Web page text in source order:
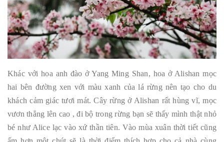
Khác với hoa anh đào ở Yang Ming Shan, hoa ở Alishan mọc
hai bên đường xen với màu xanh của lá rừng nên tạo cho du
khách cảm giác tươi mát. Cây rừng ở Alishan rất hùng vĩ, mọc
vươn thẳng lên cao , đi bộ trong rừng bạn sẽ thấy mình thật nhỏ
bé như Alice lạc vào xứ thần tiên. Vào mùa xuân thời tiết cũng